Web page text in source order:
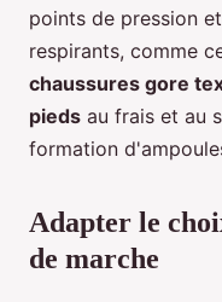
points de pression
respirants, comme
chaussures gore
pieds au frais et au
formation
Adapter le
de marche